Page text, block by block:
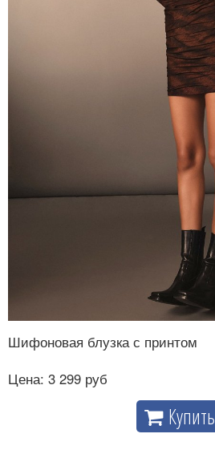
Шифоновая блузка с принтом
Цена: 3 299 руб
Купить